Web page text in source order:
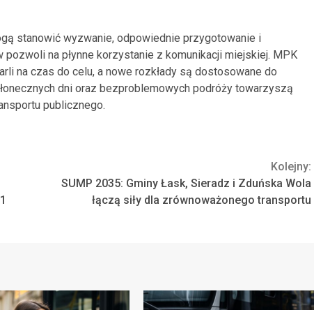
stanowić wyzwanie, odpowiednie przygotowanie i
na płynne korzystanie z komunikacji miejskiej. MPK
na czas do celu, a nowe rozkłady są dostosowane do
dni oraz bezproblemowych podróży towarzyszą
publicznego.
Kolejny:
SUMP 2035: Gminy Łask, Sieradz i Zduńska Wola
łączą siły dla zrównoważonego transportu